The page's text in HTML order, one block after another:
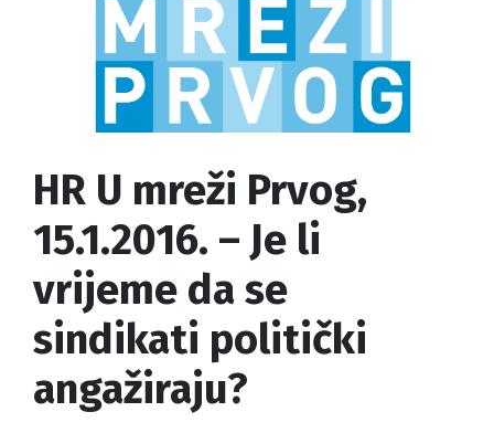
HR U mreži Prvog,
15.1.2016. – Je li
vrijeme da se
sindikati politički
angažiraju?